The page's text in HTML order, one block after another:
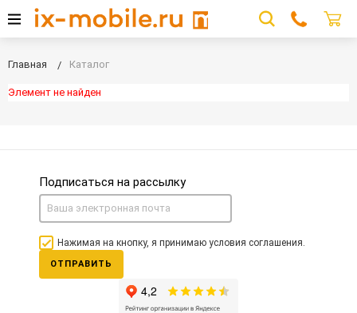
Главная Каталог
Элемент не найден
Подписаться на рассылку
Нажимая на кнопку, я принимаю условия соглашения.
ОТПРАВИТЬ